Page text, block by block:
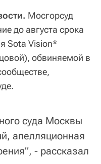
Мосгорсуд
до августа срока
Sota Vision*
обвиняемой в
суда Москвы
апелляционная
- рассказал